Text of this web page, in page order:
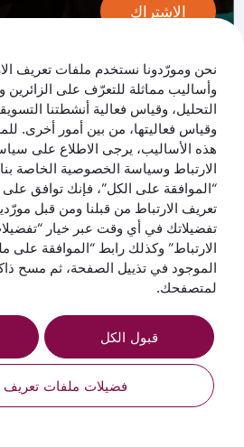
الاشتراك
القطرية للعطلات
الخطوط الجوية القطرية
نحن ومورّدونا نستخدم ملفات تعريف
وأساليب مماثلة للتعرّف على الزائرين
التحليل، وقياس فعالية أنشطتنا
وقياس فعاليتها، من بين أمور أخرى.
هذه الأساليب، يرجى الاطلاع على
الارتباط وسياسة الخصوصية الخاصة
“الموافقة على الكل”، فإنك توافق
تعريف الارتباط من قبلنا ومن قبل
تفضيلاتك في أي وقت عبر خيار
الارتباط” وكذلك رابط “الموافقة على
الموجود في تذييل الصفحة، ثم مسح
لمتصفحك.
فضيلات ملفات تعريف
قبول الكل